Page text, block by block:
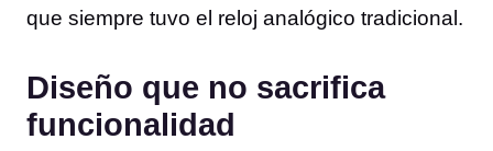
que siempre tuvo el reloj analógico tradicional.
Diseño que no sacrifica
funcionalidad